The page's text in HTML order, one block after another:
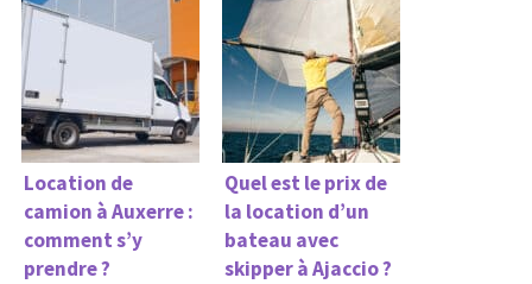
Location de
camion à Auxerre :
comment s’y
prendre ?
Quel est le prix de
la location d’un
bateau avec
skipper à Ajaccio ?